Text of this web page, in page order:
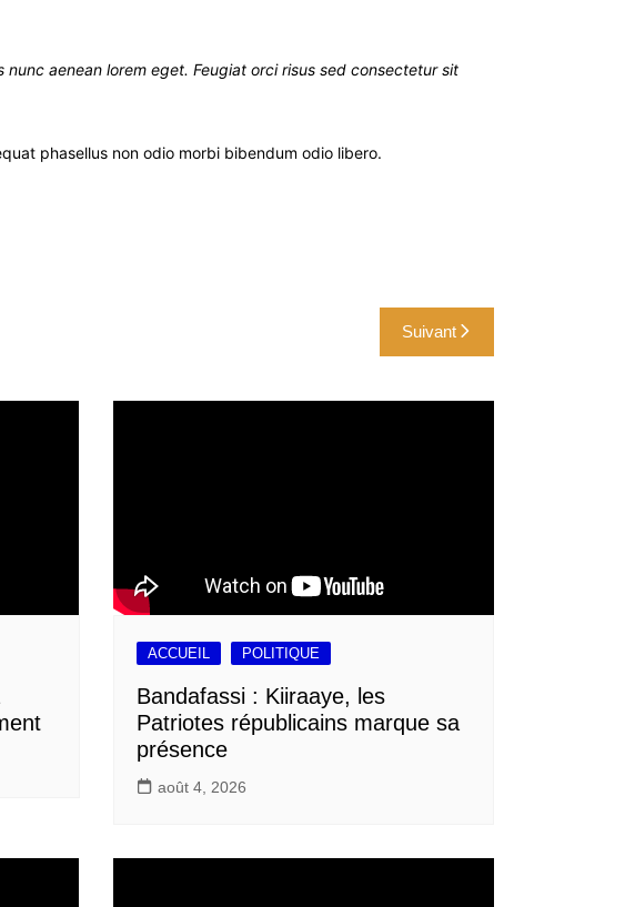
aenean lorem eget. Feugiat orci risus sed consectetur sit
phasellus non odio morbi bibendum odio libero.
Suivant
ACCUEIL POLITIQUE
Bandafassi : Kiiraaye, les
Patriotes républicains marque sa
présence
août 4, 2026